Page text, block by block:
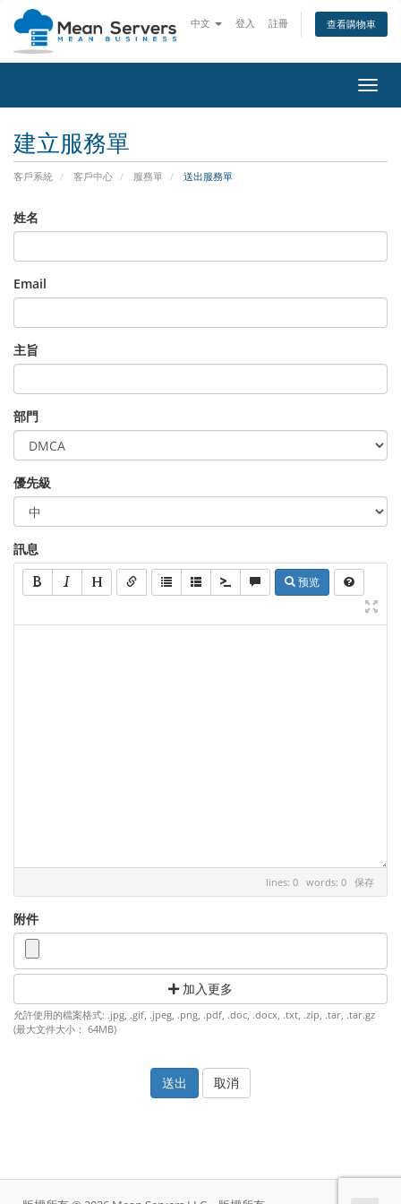
中文 登入 註冊 查看購物車
切
換
建立服務單
客戶系統 客戶中心 服務單 送出服務單
姓名
Email
主旨
部門
優先級
訊息
预览
lines: 0 words: 0 保存
附件
加入更多
允許使用的檔案格式: .jpg, .gif, .jpeg, .png, .pdf, .doc, .docx, .txt, .zip, .tar, .tar.gz
(最大文件大小： 64MB)
取消